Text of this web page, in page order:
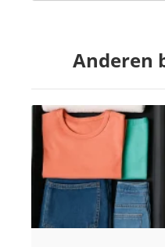
Anderen